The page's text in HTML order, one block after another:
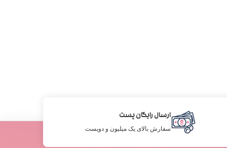
ارسال رایگان پست
سفارش بالای یک میلیون و دویست